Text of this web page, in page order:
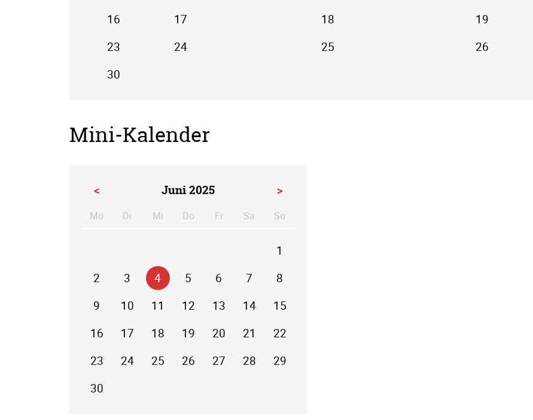
16
17 18 19
23
24 25 26
30
Mini-Kalender
< Juni 2025 >
Mo ntagDi enstag
Mi ttwoch
Do nnerstag
Fr eitagSa mstag
So
1
2
3 4 5 6 7
8
9
10 11 12 13 14
15
16
17 18 19 20 21
22
23
24 25 26 27 28
29
30